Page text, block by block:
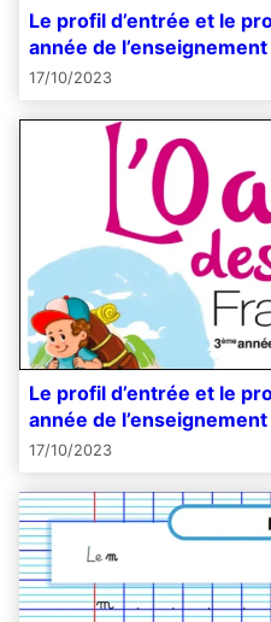
Le profil d’entrée et le
année de
17/10/2023
Le profil d’entrée et le
année de
17/10/2023